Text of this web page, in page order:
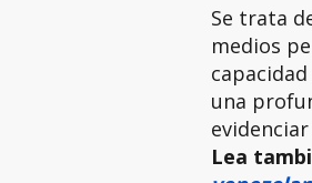
Se trata
medios
una
Lea